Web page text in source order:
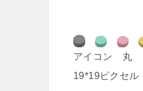
アイコン 丸
19*19ピクセ